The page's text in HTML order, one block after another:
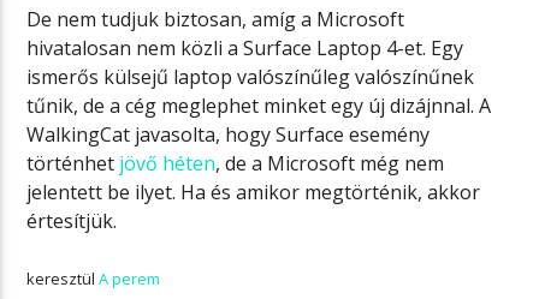
De nem tudjuk biztosan, amíg a Microsoft
hivatalosan nem közli a Surface Laptop 4-et. Egy
ismerős külsejű laptop valószínűleg valószínűnek
tűnik, de a cég meglephet minket egy új dizájnnal. A
WalkingCat javasolta, hogy Surface esemény
történhet jövő héten, de a Microsoft még nem
jelentett be ilyet. Ha és amikor megtörténik, akkor
értesítjük.
keresztülA perem